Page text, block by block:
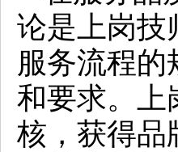
论是上岗技
服务流程
和要求。上
核，获得品